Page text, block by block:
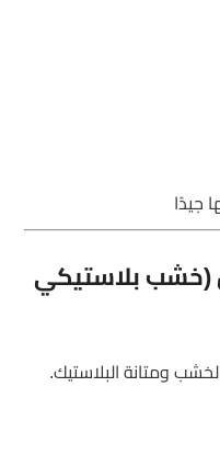
جيدًا
(خشب بلاستيكي
ومتانة البلاستيك.